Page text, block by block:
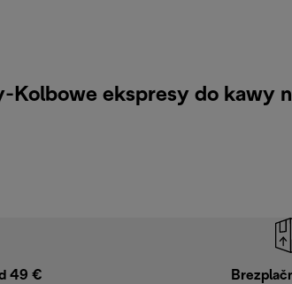
Kolbowe ekspresy do kawy
49 €